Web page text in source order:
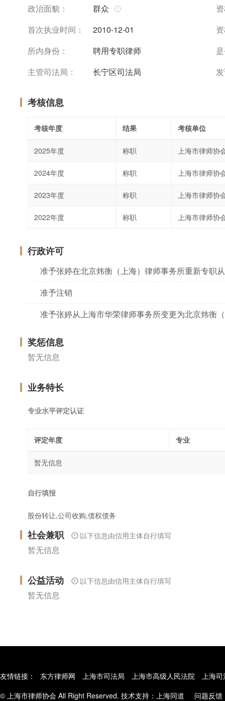
政治面貌：
群众
首次执业时间：
2010-12-01
所内身份：
聘用专职律师
主管司法局：
长宁区司法局
考核信息
考核年度 结果 考核单位
2025年度 称职 上海市律师协
2024年度 称职 上海市律师协
2023年度 称职 上海市律师协
2022年度 称职 上海市律师协
行政许可
准予张婷在北京炜衡（上海）律师事务所重新专职
准予注销
准予张婷从上海市华荣律师事务所变更为北京炜衡
奖惩信息
暂无信息
业务特长
专业水平评定认证
评定年度 专业
暂无信息
自行填报
股份转让,公司收购,债权债务
社会兼职 以下信息由信用主体自行填写
暂无信息
公益活动 以下信息由信用主体自行填写
暂无信息
友情链接： 东方律师网 上海市司法局 上海市高级人民法院
上海
© 上海市律师协会 All Right Reserved. 技术支持： 上海同道 问题反馈